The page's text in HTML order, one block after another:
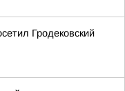
Гродековский